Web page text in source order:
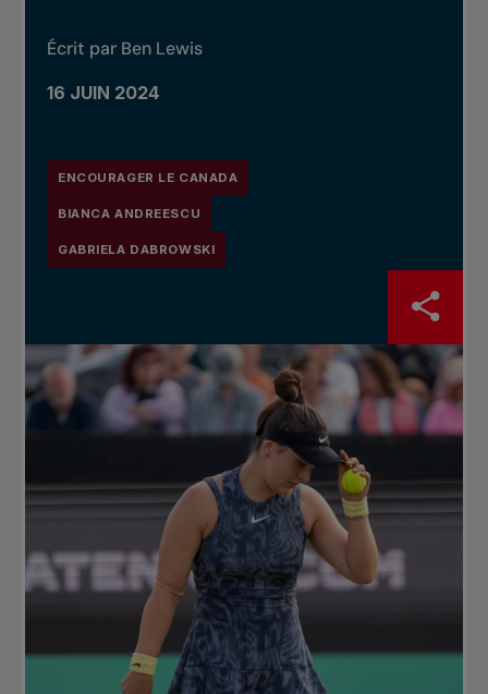
Écrit par Ben Lewis
16 JUIN 2024
ENCOURAGER LE CANADA
BIANCA ANDREESCU
GABRIELA DABROWSKI